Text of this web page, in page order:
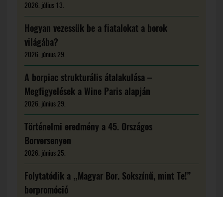
2026. július 13.
Hogyan vezessük be a fiatalokat a borok
világába?
2026. június 29.
A borpiac strukturális átalakulása –
Megfigyelések a Wine Paris alapján
2026. június 29.
Történelmi eredmény a 45. Országos
Borversenyen
2026. június 25.
Folytatódik a „Magyar Bor. Sokszínű, mint Te!”
borpromóció